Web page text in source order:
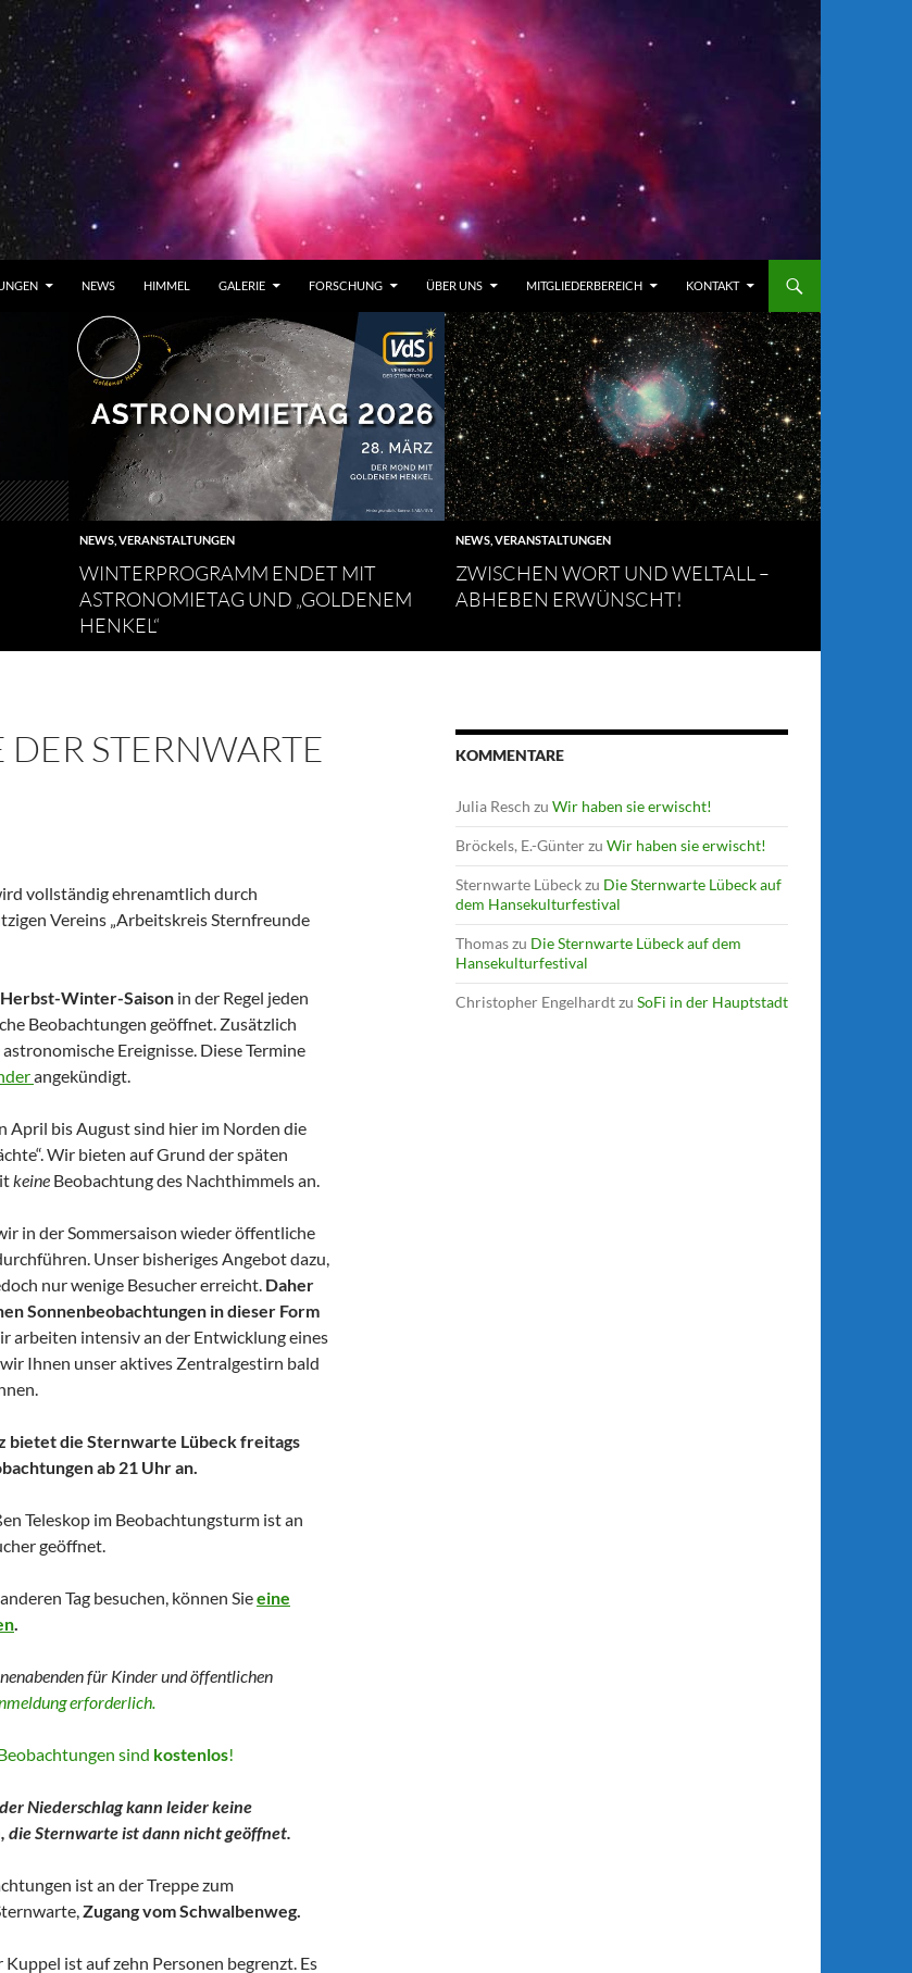
NEWS HIMMEL GALERIE FORSCHUNG ÜBER UNS MITGLIEDERBEREICH KONTAKT
NEWS VERANSTALTUNGEN
WINTERPROGRAMM ENDET MIT
ASTRONOMIETAG UND „GOLDENEM
HENKEL“
NEWS VERANSTALTUNGEN
ZWISCHEN WORT UND WELTALL –
ABHEBEN ERWÜNSCHT!
STERNWARTE
vollständig ehrenamtlich durch
Vereins „Arbeitskreis Sternfreunde
Herbst-Winter-Saison in der Regel jeden
Beobachtungen geöffnet. Zusätzlich
Ereignisse. Diese Termine
angekündigt.
April bis August sind hier im Norden die
Wir bieten auf Grund der späten
keine Beobachtung des Nachthimmels an.
in der Sommersaison wieder öffentliche
Unser bisheriges Angebot dazu,
nur wenige Besucher erreicht. Daher
Sonnenbeobachtungen in dieser Form
arbeiten intensiv an der Entwicklung eines
Ihnen unser aktives Zentralgestirn bald
bietet die Sternwarte Lübeck freitags
ab 21 Uhr an.
Teleskop im Beobachtungsturm ist an
geöffnet.
Tag besuchen, können Sieeine
für Kinder undöffentlichen
erforderlich.
sind kostenlos!
Niederschlag kann leider keine
Sternwarte ist dann nicht geöffnet.
ist an der Treppe zum
Zugang vom Schwalbenweg.
ist auf zehn Personen begrenzt. Es
KOMMENTARE
Julia Resch zu Wir haben sie erwischt!
Bröckels, E.-Günterzu Wir haben sie erwischt!
Sternwarte Lübeckzu Die Sternwarte Lübeck auf
dem Hansekulturfestival
Thomaszu Die Sternwarte Lübeck auf dem
Hansekulturfestival
Christopher Engelhardtzu SoFi in der Hauptstadt